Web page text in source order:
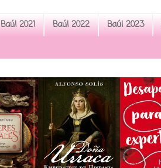
Baúl 2021 Baúl 2022 Baúl 2023